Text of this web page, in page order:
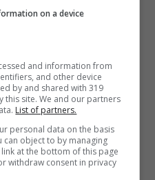
ben lievitato
per capire
, ma allo stesso
trascorso il tempo
di pasta e provate ad
a temperatura
istante tornerà a
ha completato il
pronto per la
on a device
and information from
and other device
by and shared with 319
this site. We and our partners
List of partners.
personal data on the basis
can object to by managing
at the bottom of this page
withdraw consent in privacy